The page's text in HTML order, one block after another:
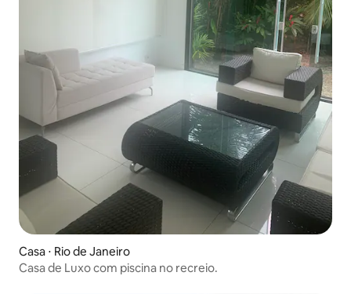
Casa ⋅ Rio de Janeiro
Casa de Luxo com piscina no recreio.